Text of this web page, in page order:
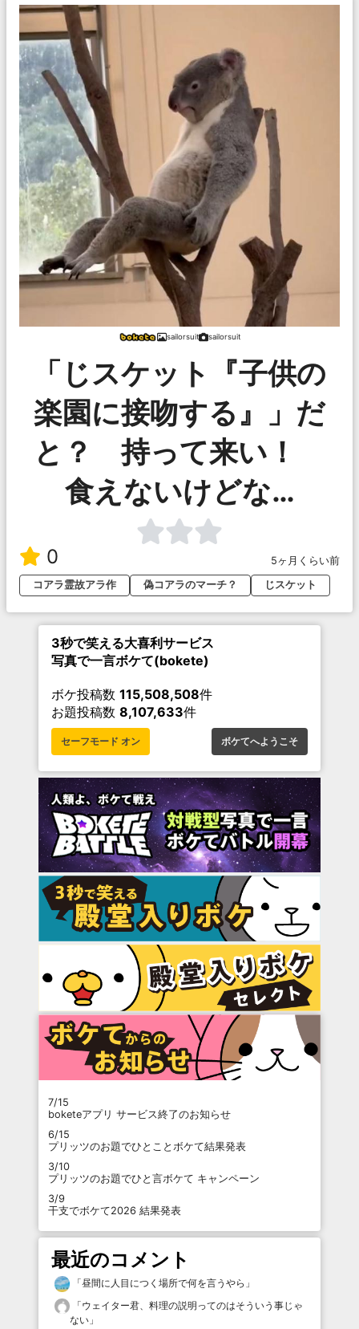
sailorsuit sailorsuit
「じスケット『子供の
楽園に接吻する』」だ
と？ 持って来い！
食えないけどな…
0
5ヶ月くらい前
コアラ霊故アラ作
偽コアラのマーチ？ じスケット
3秒で笑える大喜利サービス
写真で一言ボケて(bokete)
ボケ投稿数 115,508,508件
お題投稿数 8,107,633件
セーフモード オン ボケてへようこそ
7/15
boketeアプリ サービス終了のお知らせ
6/15
プリッツのお題でひとことボケて結果発表
3/10
プリッツのお題でひと言ボケて キャンペーン
3/9
干支でボケて2026 結果発表
最近のコメント
「昼間に人目につく場所で何を言うやら 」
「ウェイター君、料理の説明ってのはそういう事じゃ
ない 」